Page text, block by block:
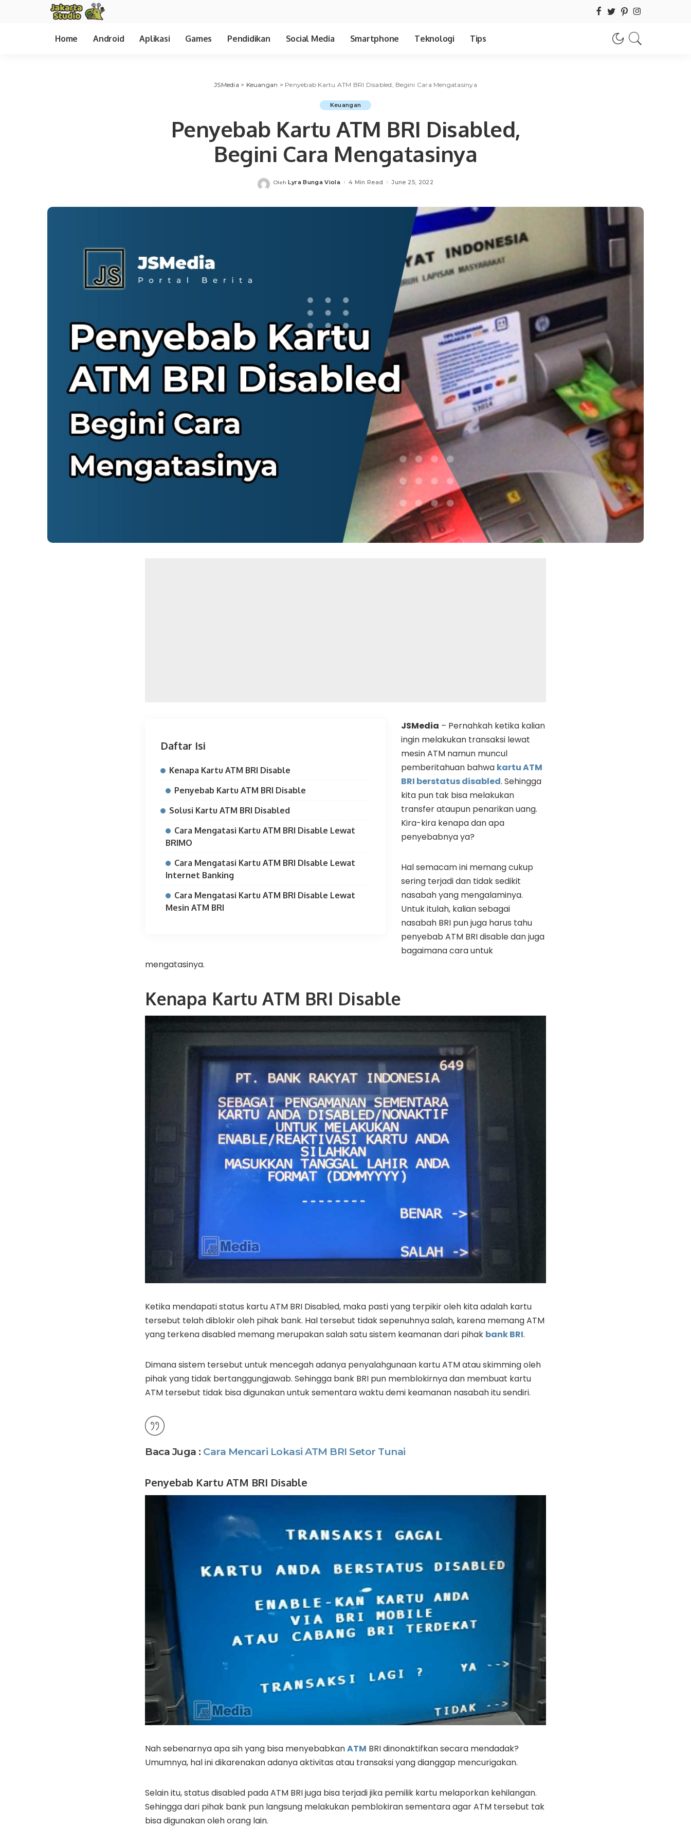
Home Android Aplikasi Games Pendidikan Social Media Smartphone Teknologi Tips
JSMedia > Keuangan > Penyebab Kartu ATM BRI Disabled, Begini Cara Mengatasinya
Keuangan
Penyebab Kartu ATM BRI Disabled,
Begini Cara Mengatasinya
Posted
Oleh Lyra Bunga Viola 4 Min Read June 25, 2022
Daftar Isi
Kenapa Kartu ATM BRI Disable
Penyebab Kartu ATM BRI Disable
Solusi Kartu ATM BRI Disabled
Cara Mengatasi Kartu ATM BRI Disable Lewat
BRIMO
Cara Mengatasi Kartu ATM BRI DIsable Lewat
Internet Banking
Cara Mengatasi Kartu ATM BRI Disable Lewat
Mesin ATM BRI
JSMedia – Pernahkah ketika kalian
ingin melakukan transaksi lewat
mesin ATM namun muncul
pemberitahuan bahwa kartu ATM
BRI berstatus disabled. Sehingga
kita pun tak bisa melakukan
transfer ataupun penarikan uang.
Kira-kira kenapa dan apa
penyebabnya ya?
Hal semacam ini memang cukup
sering terjadi dan tidak sedikit
nasabah yang mengalaminya.
Untuk itulah, kalian sebagai
nasabah BRI pun juga harus tahu
penyebab ATM BRI disable dan juga
bagaimana cara untuk
mengatasinya.
Kenapa Kartu ATM BRI Disable
Ketika mendapati status kartu ATM BRI Disabled, maka pasti yang terpikir oleh kita adalah kartu
tersebut telah diblokir oleh pihak bank. Hal tersebut tidak sepenuhnya salah, karena memang ATM
yang terkena disabled memang merupakan salah satu sistem keamanan dari pihak bank BRI.
Dimana sistem tersebut untuk mencegah adanya penyalahgunaan kartu ATM atau skimming oleh
pihak yang tidak bertanggungjawab. Sehingga bank BRI pun memblokirnya dan membuat kartu
ATM tersebut tidak bisa digunakan untuk sementara waktu demi keamanan nasabah itu sendiri.
Baca Juga : Cara Mencari Lokasi ATM BRI Setor Tunai
Penyebab Kartu ATM BRI Disable
Nah sebenarnya apa sih yang bisa menyebabkanATM BRI dinonaktifkan secara mendadak?
Umumnya, hal ini dikarenakan adanya aktivitas atau transaksi yang dianggap mencurigakan.
Selain itu, status disabled pada ATM BRI juga bisa terjadi jika pemilik kartu melaporkan kehilangan.
Sehingga dari pihak bank pun langsung melakukan pemblokiran sementara agar ATM tersebut tak
bisa digunakan oleh orang lain.